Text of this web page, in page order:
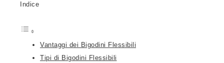
Indice
Vantaggi dei Bigodini Flessibili
Tipi di Bigodini Flessibili